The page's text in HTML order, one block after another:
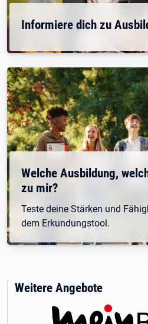
Informiere dich zu
Welche Ausbildung,
zu mir?
Teste deine Stärken und
dem Erkundungstool.
Weitere Angebote